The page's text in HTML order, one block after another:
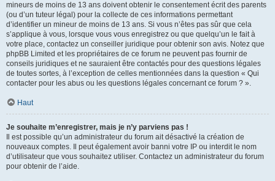
mineurs de moins de 13 ans doivent obtenir le consentement écrit des parents
(ou d’un tuteur légal) pour la collecte de ces informations permettant
d’identifier un mineur de moins de 13 ans. Si vous n’êtes pas sûr que cela
s’applique à vous, lorsque vous vous enregistrez ou que quelqu’un le fait à
votre place, contactez un conseiller juridique pour obtenir son avis. Notez que
phpBB Limited et les propriétaires de ce forum ne peuvent pas fournir de
conseils juridiques et ne sauraient être contactés pour des questions légales
de toutes sortes, à l’exception de celles mentionnées dans la question « Qui
contacter pour les abus ou les questions légales concernant ce forum ? ».
Haut
Je souhaite m’enregistrer, mais je n’y parviens pas !
Il est possible qu’un administrateur du forum ait désactivé la création de
nouveaux comptes. Il peut également avoir banni votre IP ou interdit le nom
d’utilisateur que vous souhaitez utiliser. Contactez un administrateur du forum
pour obtenir de l’aide.